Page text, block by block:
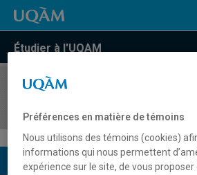
Étudier à l'UQAM
COURS//
Description du cours
Préférences en matière de témoins
Nous utilisons des témoins (cookies)
informations qui nous permettent
expérience sur le site, de vous